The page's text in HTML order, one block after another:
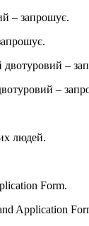
– запрошує.
–
–
людей.
Form.
Application